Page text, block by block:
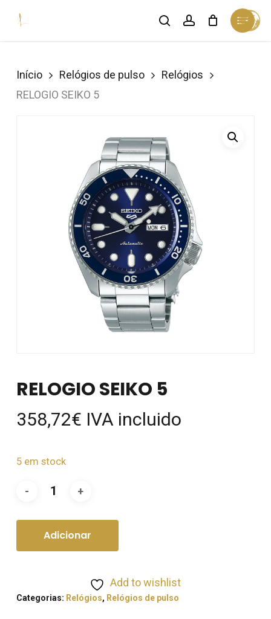
searchaccount
Menu
Close
Cart
Início Relógios de pulso
Relógios
RELOGIO SEIKO 5
RELOGIO SEIKO 5
358,72€ IVA incluido
5 em stock
Adicionar
Add to wishlist
Categorias: Relógios, Relógios de pulso